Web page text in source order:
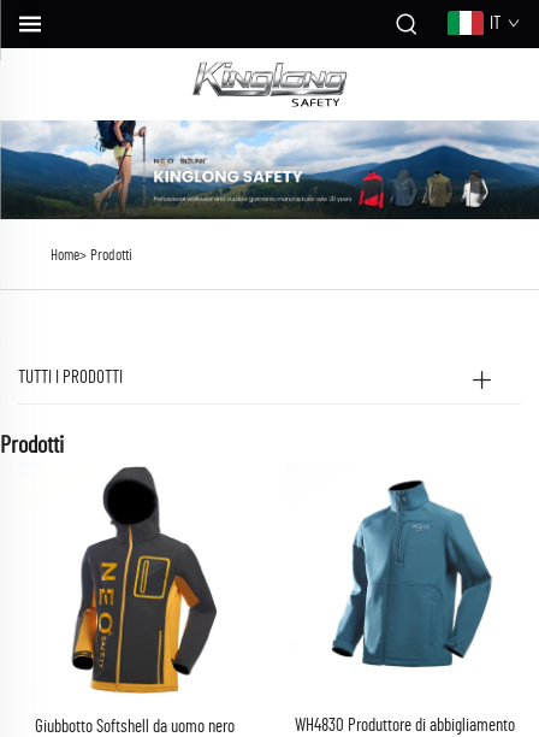
Home> Prodotti
TUTTI I PRODOTTI
Prodotti
Giubbotto Softshell da uomo nero
WH4830 Produttore di abbigliamento